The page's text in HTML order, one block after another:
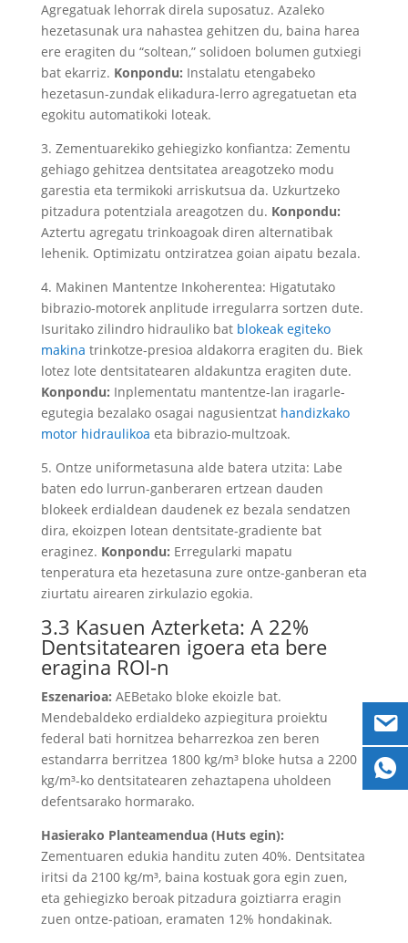
Agregatuak lehorrak direla suposatuz. Azaleko
hezetasunak ura nahastea gehitzen du, baina harea
ere eragiten du “soltean,” solidoen bolumen gutxiegi
bat ekarriz. Konpondu: Instalatu etengabeko
hezetasun-zundak elikadura-lerro agregatuetan eta
egokitu automatikoki loteak.
3. Zementuarekiko gehiegizko konfiantza: Zementu
gehiago gehitzea dentsitatea areagotzeko modu
garestia eta termikoki arriskutsua da. Uzkurtzeko
pitzadura potentziala areagotzen du. Konpondu:
Aztertu agregatu trinkoagoak diren alternatibak
lehenik. Optimizatu ontziratzea goian aipatu bezala.
4. Makinen Mantentze Inkoherentea: Higatutako
bibrazio-motorek anplitude irregularra sortzen dute.
Isuritako zilindro hidrauliko bat blokeak egiteko
makina trinkotze-presioa aldakorra eragiten du. Biek
lotez lote dentsitatearen aldakuntza eragiten dute.
Konpondu: Inplementatu mantentze-lan iragarle-
egutegia bezalako osagai nagusientzat handizkako
motor hidraulikoa eta bibrazio-multzoak.
5. Ontze uniformetasuna alde batera utzita: Labe
baten edo lurrun-ganberaren ertzean dauden
blokeek erdialdean daudenek ez bezala sendatzen
dira, ekoizpen lotean dentsitate-gradiente bat
eraginez. Konpondu: Erregularki mapatu
tenperatura eta hezetasuna zure ontze-ganberan eta
ziurtatu airearen zirkulazio egokia.
3.3 Kasuen Azterketa: A 22%
Dentsitatearen igoera eta bere
eragina ROI-n
Eszenarioa: AEBetako bloke ekoizle bat.
Mendebaldeko erdialdeko azpiegitura proiektu
federal bati hornitzea beharrezkoa zen beren
estandarra berritzea 1800 kg/m³ bloke hutsa a 2200
kg/m³-ko dentsitatearen zehaztapena uholdeen
defentsarako hormarako.
Hasierako Planteamendua (Huts egin):
Zementuaren edukia handitu zuten 40%. Dentsitatea
iritsi da 2100 kg/m³, baina kostuak gora egin zuen,
eta gehiegizko beroak pitzadura goiztiarra eragin
zuen ontze-patioan, eramaten 12% hondakinak.